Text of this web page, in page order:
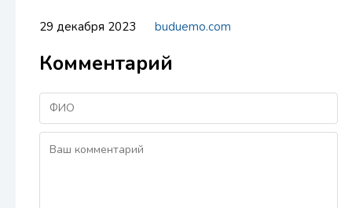
29 декабря 2023 buduemo.com
Комментарий